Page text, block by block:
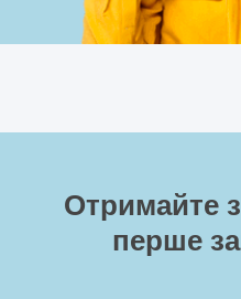
Отримайте
перше